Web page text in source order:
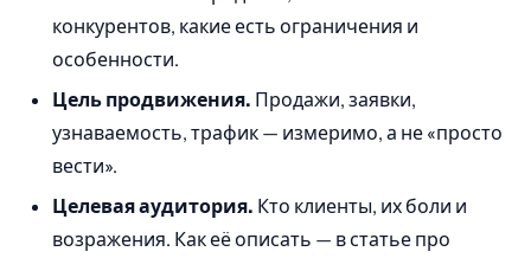
конкурентов, какие есть ограничения и
особенности.
Цель продвижения. Продажи, заявки,
узнаваемость, трафик — измеримо, а не «просто
вести».
Целевая аудитория. Кто клиенты, их боли и
возражения. Как её описать — в статье про